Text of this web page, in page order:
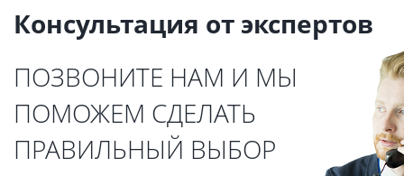
Консультация от экспертов
ПОЗВОНИТЕ НАМ И МЫ
ПОМОЖЕМ СДЕЛАТЬ
ПРАВИЛЬНЫЙ ВЫБОР